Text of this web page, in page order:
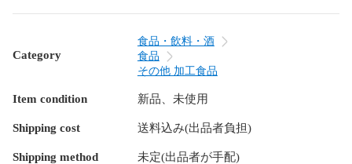
Category
食品・飲料・酒
食品
その他 加工食品
Item condition 新品、未使用
Shipping cost 送料込み(出品者負担)
Shipping method 未定(出品者が手配)